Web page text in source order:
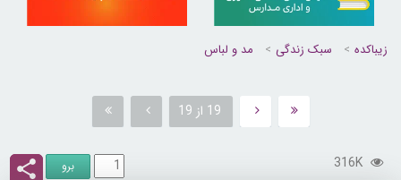
زیباکده سبک زندگی مد و لباس
19 از 19
316K